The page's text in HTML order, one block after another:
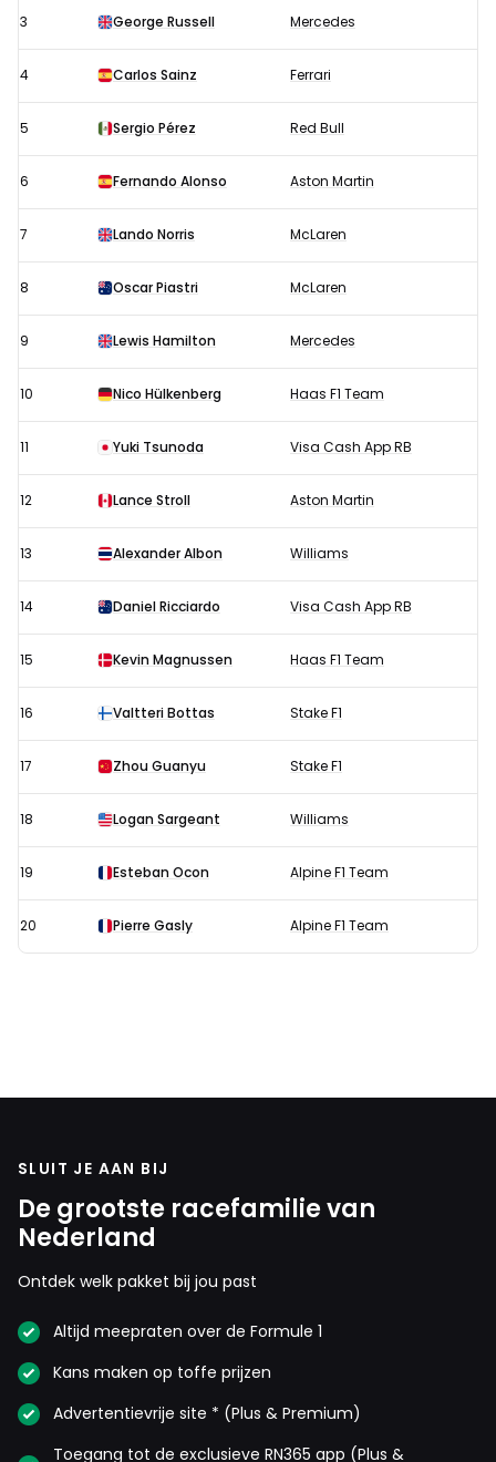
Startopstelling
3 George Russell Mercedes
4 Carlos Sainz Ferrari
5 Sergio Pérez Red Bull
6 Fernando Alonso Aston Martin
7 Lando Norris McLaren
8 Oscar Piastri McLaren
9 Lewis Hamilton Mercedes
10 Nico Hülkenberg Haas F1 Team
11 Yuki Tsunoda Visa Cash App RB
12 Lance Stroll Aston Martin
13 Alexander Albon Williams
14 Daniel Ricciardo Visa Cash App RB
15 Kevin Magnussen Haas F1 Team
16 Valtteri Bottas Stake F1
17 Zhou Guanyu Stake F1
18 Logan Sargeant Williams
19 Esteban Ocon Alpine F1 Team
20 Pierre Gasly Alpine F1 Team
SLUIT JE AAN BIJ
De grootste racefamilie van
Nederland
Ontdek welk pakket bij jou past
Altijd meepraten over de Formule 1
Kans maken op toffe prijzen
Advertentievrije site * (Plus & Premium)
Toegang tot de exclusieve RN365 app (Plus &